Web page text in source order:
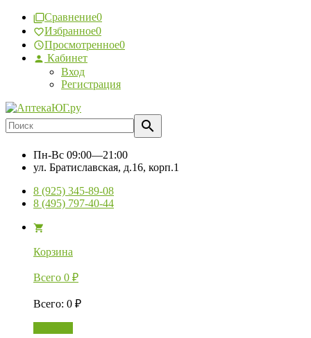
Сравнение0
Избранное0
Просмотренное0
Кабинет
Вход
Регистрация
Пн-Вс 09:00—21:00
ул. Братиславская, д.16, корп.1
8 (925) 345-89-08
8 (495) 797-40-44
Корзина
Всего 0 ₽
Всего: 0 ₽